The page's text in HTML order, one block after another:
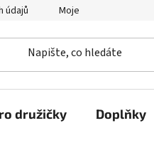
údajů Moje objednávka
družičky Doplňky